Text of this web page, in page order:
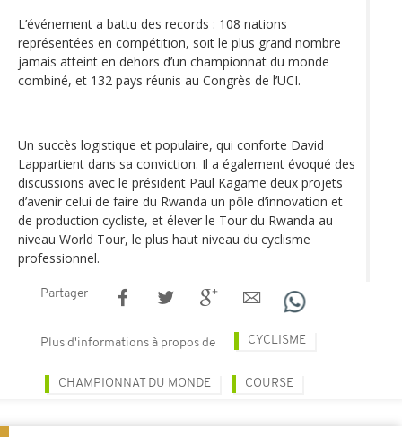
L’événement a battu des records : 108 nations
représentées en compétition, soit le plus grand nombre
jamais atteint en dehors d’un championnat du monde
combiné, et 132 pays réunis au Congrès de l’UCI.
Un succès logistique et populaire, qui conforte David
Lappartient dans sa conviction. Il a également évoqué des
discussions avec le président Paul Kagame deux projets
d’avenir celui de faire du Rwanda un pôle d’innovation et
de production cycliste, et élever le Tour du Rwanda au
niveau World Tour, le plus haut niveau du cyclisme
professionnel.
Partager
Plus d'informations à propos de CYCLISME
CHAMPIONNAT DU MONDE COURSE